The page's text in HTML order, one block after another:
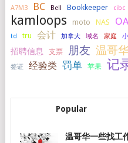
A7M3 BC Bell Bookkeeper cibc
kamloops moto NAS
td
tru 会计 加拿大 域名 家庭
招聘信息
支票 朋友 温哥
签证 经验类 罚单 苹果 记
Popular
温哥华一些找工